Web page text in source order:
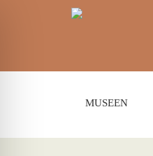
MUSEEN